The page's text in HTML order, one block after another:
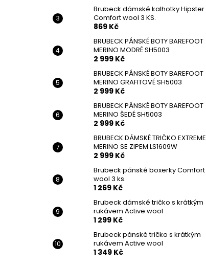
Brubeck dámské kalhotky Hipster
Comfort wool 3 KS.
869 Kč
BRUBECK PÁNSKÉ BOTY BAREFOOT
MERINO MODRÉ SH5003
2 999 Kč
BRUBECK PÁNSKÉ BOTY BAREFOOT
MERINO GRAFITOVÉ SH5003
2 999 Kč
BRUBECK PÁNSKÉ BOTY BAREFOOT
MERINO ŠEDÉ SH5003
2 999 Kč
BRUBECK DÁMSKÉ TRIČKO EXTREME
MERINO SE ZIPEM LS1609W
2 999 Kč
Brubeck pánské boxerky Comfort
wool 3 ks.
1 269 Kč
Brubeck dámské tričko s krátkým
rukávem Active wool
1 299 Kč
Brubeck pánské tričko s krátkým
rukávem Active wool
1 349 Kč